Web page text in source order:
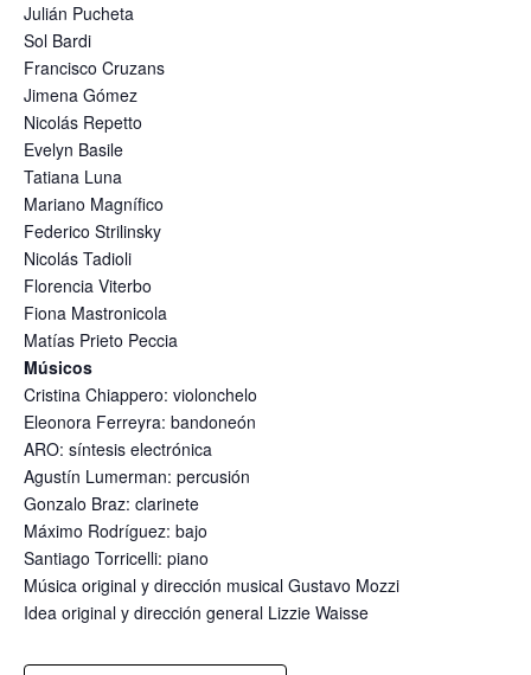
Julián Pucheta
Sol Bardi
Francisco Cruzans
Jimena Gómez
Nicolás Repetto
Evelyn Basile
Tatiana Luna
Mariano Magnífico
Federico Strilinsky
Nicolás Tadioli
Florencia Viterbo
Fiona Mastronicola
Matías Prieto Peccia
Músicos
Cristina Chiappero: violonchelo
Eleonora Ferreyra: bandoneón
ARO: síntesis electrónica
Agustín Lumerman: percusión
Gonzalo Braz: clarinete
Máximo Rodríguez: bajo
Santiago Torricelli: piano
Música original y dirección musical Gustavo Mozzi
Idea original y dirección general Lizzie Waisse